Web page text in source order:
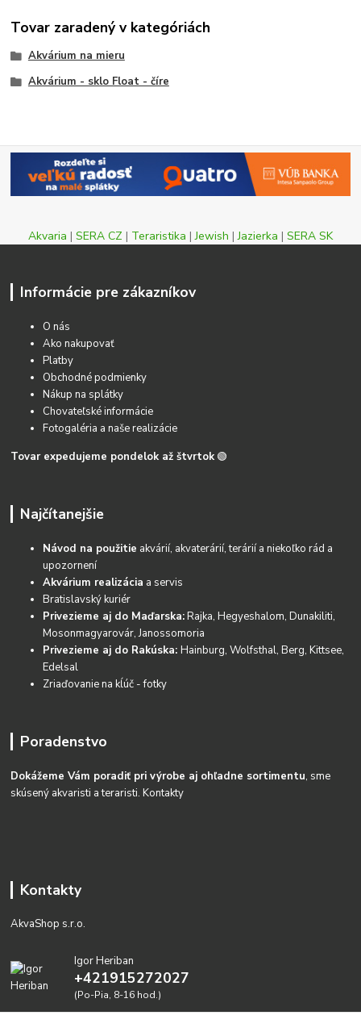
Tovar zaradený v kategóriách
Akvárium na mieru
Akvárium - sklo Float - číre
Akvaria | SERA CZ | Teraristika |Jewish |Jazierka | SERA SK
Informácie pre zákazníkov
O nás
Ako nakupovať
Platby
Obchodné podmienky
Nákup na splátky
Chovateľské informácie
Fotogaléria a naše realizácie
Tovar expedujeme pondelok až štvrtok 🟢
Najčítanejšie
Návod na použitie akvárií, akvaterárií, terárií a niekoľko rád a
upozornení
Akvárium realizácia a servis
Bratislavský kuriér
Privezieme aj do Maďarska:Rajka, Hegyeshalom, Dunakiliti,
Mosonmagyarovár, Janossomoria
Privezieme aj do Rakúska:Hainburg, Wolfsthal, Berg, Kittsee,
Edelsal
Zriaďovanie na kĺúč - fotky
Poradenstvo
Dokážeme Vám poradiť pri výrobe aj ohľadne sortimentu, sme
skúsený akvaristi a teraristi.Kontakty
Kontakty
AkvaShop s.r.o.
Igor Heriban
+421915272027
(Po-Pia, 8-16 hod.)